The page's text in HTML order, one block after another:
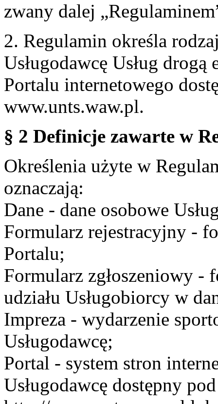
zwany dalej
2. Regulamin określa
Usługodawcę Usług
Portalu internetowego
www.unts.waw.pl.
§ 2 Definicje zawarte w
Określenia użyte w
oznaczają:
Dane - dane osobowe
Formularz rejestracyjny -
Portalu;
Formularz zgłoszeniowy -
udziału Usługobiorcy w
Impreza - wydarzenie
Usługodawcę;
Portal - system stron
Usługodawcę dostępny